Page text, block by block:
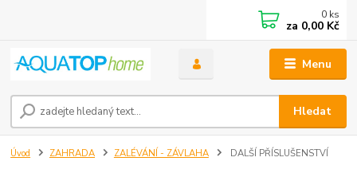
Menu
Hledat
0 ks
za 0,00 Kč
Úvod ZAHRADA ZALÉVÁNÍ - ZÁVLAHA DALŠÍ PŘÍSLUŠENSTVÍ